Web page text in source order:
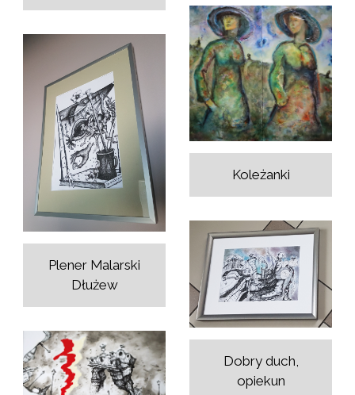
Koleżanki
Plener Malarski
Dłużew
Dobry duch,
opiekun